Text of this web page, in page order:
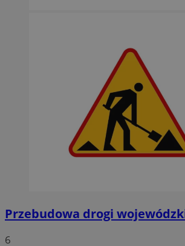
Przebudowa drogi
6